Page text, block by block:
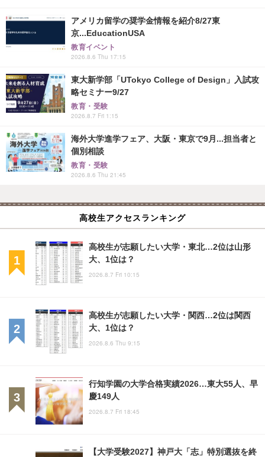
アメリカ留学の奨学金情報を紹介8/27東
京...EducationUSA
教育イベント
2026.8.6 Thu 17:15
東大新学部「UTokyo College of Design」入試攻
略セミナー9/27
教育・受験
2026.8.7 Fri 1:15
海外大学進学フェア、大阪・東京で9月...担当者と
個別相談
教育・受験
2026.8.6 Thu 21:45
高校生アクセスランキング
高校生が志願したい大学・東北…2位は山形
大、1位は？
2026.8.7 Fri 10:15
高校生が志願したい大学・関西…2位は関西
大、1位は？
2026.8.6 Thu 9:15
行知学園の大学合格実績2026…東大55人、早
慶149人
2026.8.7 Fri 18:45
【大学受験2027】神戸大「志」特別選抜を終